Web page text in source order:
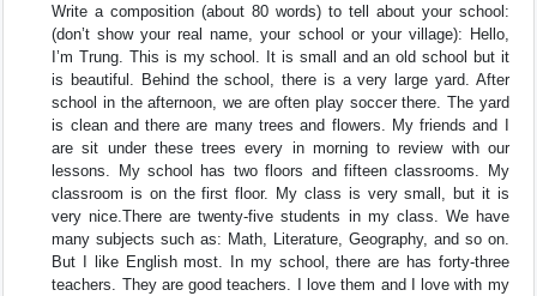
Write a composition (about 80 words) to tell about your school:
(don’t show your real name, your school or your village): Hello,
I’m Trung. This is my school. It is small and an old school but it
is beautiful. Behind the school, there is a very large yard. After
school in the afternoon, we are often play soccer there. The yard
is clean and there are many trees and flowers. My friends and I
are sit under these trees every in morning to review with our
lessons. My school has two floors and fifteen classrooms. My
classroom is on the first floor. My class is very small, but it is
very nice.There are twenty-five students in my class. We have
many subjects such as: Math, Literature, Geography, and so on.
But I like English most. In my school, there are has forty-three
teachers. They are good teachers. I love them and I love with my